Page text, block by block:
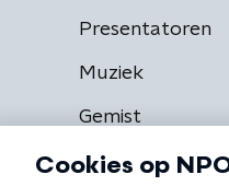
Presentatoren
Muziek
Gemist